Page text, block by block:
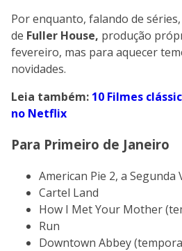
Por enquanto, falando de
de Fuller House, produção
fevereiro, mas para aquecer
novidades.
Leia também: 10 Filmes
no Netflix
Para Primeiro de Janeiro
American Pie 2, a Segunda
Cartel Land
How I Met Your Mother
Run
Downtown Abbey